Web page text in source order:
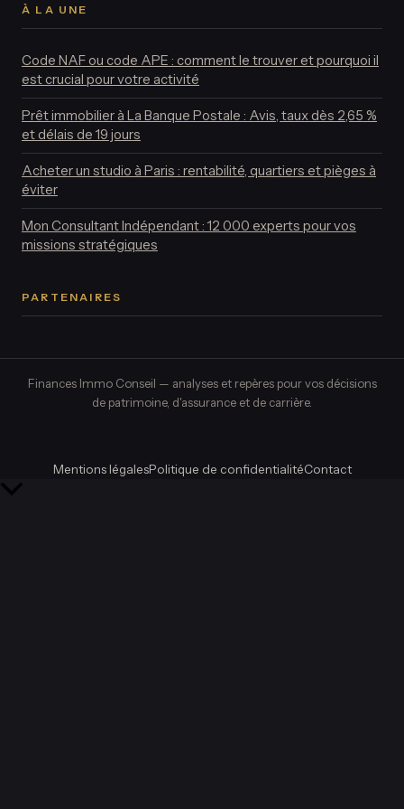
À LA UNE
Code NAF ou code APE : comment le trouver et pourquoi il
est crucial pour votre activité
Prêt immobilier à La Banque Postale : Avis, taux dès 2,65 %
et délais de 19 jours
Acheter un studio à Paris : rentabilité, quartiers et pièges à
éviter
Mon Consultant Indépendant : 12 000 experts pour vos
missions stratégiques
PARTENAIRES
Finances Immo Conseil — analyses et repères pour vos décisions
de patrimoine, d'assurance et de carrière.
Mentions légalesPolitique de confidentialitéContact